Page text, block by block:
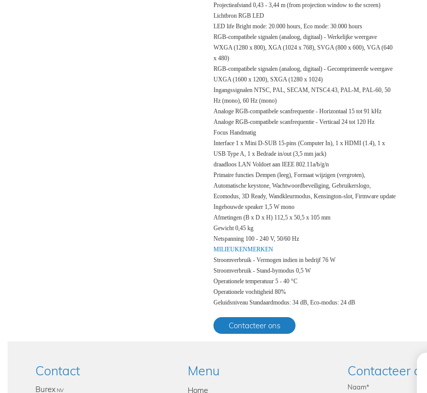
Projectieafstand 0,43 - 3,44 m (from projection window to the screen)
Lichtbron RGB LED
LED life Bright mode: 20.000 hours, Eco mode: 30.000 hours
RGB-compatibele signalen (analoog, digitaal) - Werkelijke weergave
WXGA (1280 x 800), XGA (1024 x 768), SVGA (800 x 600), VGA (640
x 480)
RGB-compatibele signalen (analoog, digitaal) - Gecomprimeerde weergave
UXGA (1600 x 1200), SXGA (1280 x 1024)
Ingangssignalen NTSC, PAL, SECAM, NTSC4.43, PAL-M, PAL-60, 50
Hz (mono), 60 Hz (mono)
Analoge RGB-compatibele scanfrequentie - Horizontaal 15 tot 91 kHz
Analoge RGB-compatibele scanfrequentie - Verticaal 24 tot 120 Hz
Focus Handmatig
Interface 1 x Mini D-SUB 15-pins (Computer In), 1 x HDMI (1.4), 1 x
USB Type A, 1 x Bedrade in/out (3,5 mm jack)
draadloos LAN Voldoet aan IEEE 802.11a/b/g/n
Primaire functies Dempen (leeg), Formaat wijzigen (vergroten),
Automatische keystone, Wachtwoordbeveiliging, Gebruikerslogo,
Ecomodus, 3D Ready, Wandkleurmodus, Kensington-slot, Firmware update
Ingebouwde speaker 1,5 W mono
Afmetingen (B x D x H) 112,5 x 50,5 x 105 mm
Gewicht 0,45 kg
Netspanning 100 - 240 V, 50/60 Hz
MILIEUKENMERKEN
Stroomverbruik - Vermogen indien in bedrijf 76 W
Stroomverbruik - Stand-bymodus 0,5 W
Operationele temperatuur 5 - 40 °C
Operationele vochtigheid 80%
Geluidsniveau Standaardmodus: 34 dB, Eco-modus: 24 dB
Contacteer ons
Contact
Burex NV
Menu
Home
Contacteer ons